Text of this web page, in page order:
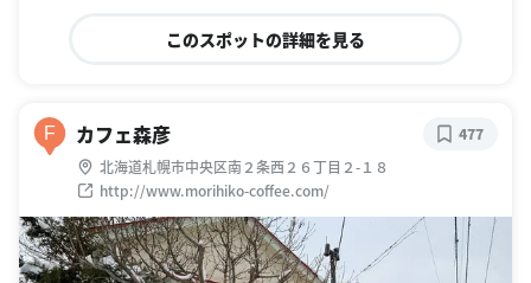
このスポットの詳細を見る
F カフェ森彦
北海道札幌市中央区南２条西２６丁目２-１８
http://www.morihiko-coffee.com/
477